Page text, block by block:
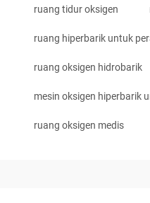
ruang tidur oksigen
ruang hiperbarik untuk
ruang oksigen hidrobarik
mesin oksigen hiperbarik
ruang oksigen medis